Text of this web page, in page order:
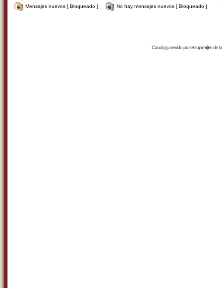
Mensajes nuevos [ Bloqueado ] No hay mensajes nuevos [ Bloqueado ]
Canalrssservido por eltrujam�nde